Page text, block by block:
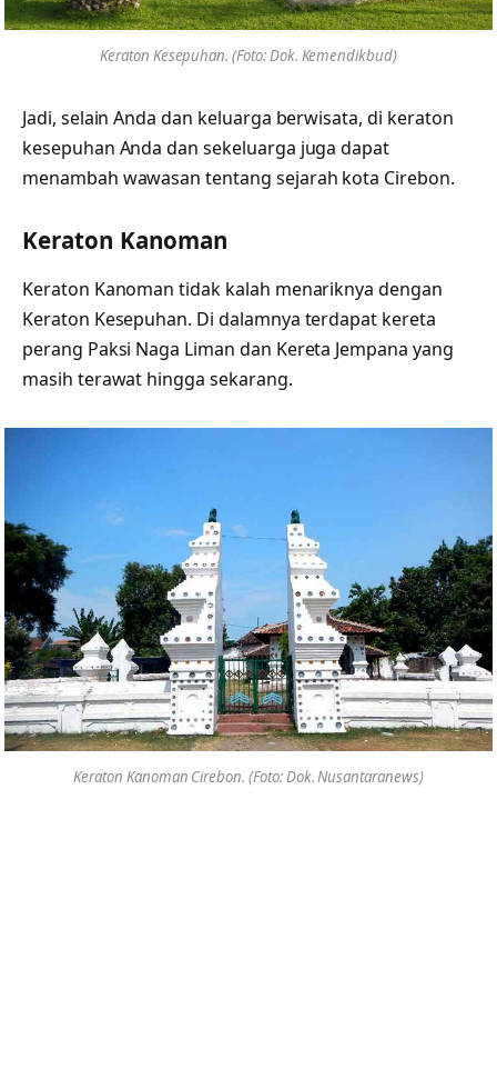
Keraton Kesepuhan. (Foto: Dok. Kemendikbud)
Jadi, selain Anda dan keluarga berwisata, di keraton
kesepuhan Anda dan sekeluarga juga dapat
menambah wawasan tentang sejarah kota Cirebon.
Keraton Kanoman
Keraton Kanoman tidak kalah menariknya dengan
Keraton Kesepuhan. Di dalamnya terdapat kereta
perang Paksi Naga Liman dan Kereta Jempana yang
masih terawat hingga sekarang.
Keraton Kanoman Cirebon. (Foto: Dok. Nusantaranews)